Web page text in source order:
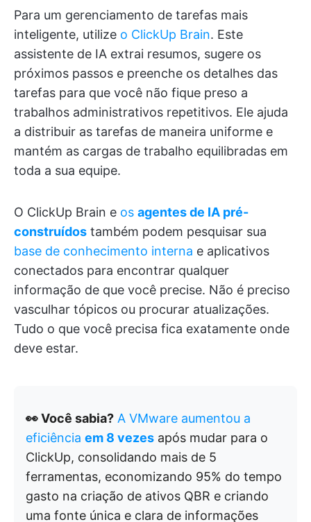
Para um gerenciamento de tarefas mais
inteligente, utilize o ClickUp Brain. Este
assistente de IA extrai resumos, sugere os
próximos passos e preenche os detalhes das
tarefas para que você não fique preso a
trabalhos administrativos repetitivos. Ele ajuda
a distribuir as tarefas de maneira uniforme e
mantém as cargas de trabalho equilibradas em
toda a sua equipe.
O ClickUp Brain e os agentes de IA pré-
construídos também podem pesquisar sua
base de conhecimento interna e aplicativos
conectados para encontrar qualquer
informação de que você precise. Não é preciso
vasculhar tópicos ou procurar atualizações.
Tudo o que você precisa fica exatamente onde
deve estar.
👀 Você sabia? A VMware aumentou a
eficiência em 8 vezes após mudar para o
ClickUp, consolidando mais de 5
ferramentas, economizando 95% do tempo
gasto na criação de ativos QBR e criando
uma fonte única e clara de informações